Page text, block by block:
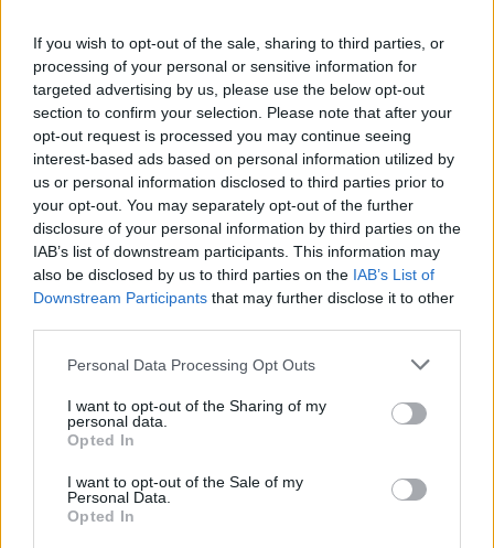
If you wish to opt-out of the sale, sharing to third parties, or
processing of your personal or sensitive information for
targeted advertising by us, please use the below opt-out
section to confirm your selection. Please note that after your
opt-out request is processed you may continue seeing
interest-based ads based on personal information utilized by
us or personal information disclosed to third parties prior to
your opt-out. You may separately opt-out of the further
disclosure of your personal information by third parties on the
IAB’s list of downstream participants. This information may
also be disclosed by us to third parties on the IAB’s List of
Downstream Participants that may further disclose it to other
Personal Data Processing Opt Outs
I want to opt-out of the Sharing of my
personal data.
Opted In
I want to opt-out of the Sale of my
Personal Data.
Opted In